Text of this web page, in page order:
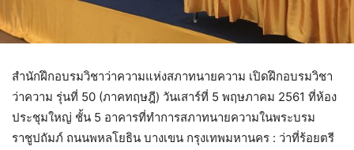
สำนักฝึกอบรมวิชาว่าความแห่งสภาทนายความ เปิดฝึกอบรมวิชา
ว่าความ รุ่นที่ 50 (ภาคทฤษฎี) วันเสาร์ที่ 5 พฤษภาคม 2561 ที่ห้อง
ประชุมใหญ่ ชั้น 5 อาคารที่ทำการสภาทนายความในพระบรม
ราชูปถัมภ์ ถนนพหลโยธิน บางเขน กรุงเทพมหานคร : ว่าที่ร้อยตรี